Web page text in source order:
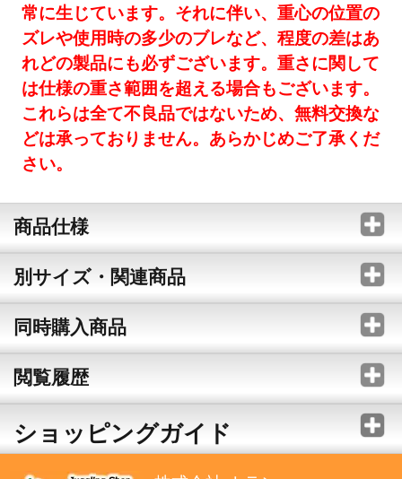
常に生じています。それに伴い、重心の位置の
ズレや使用時の多少のブレなど、程度の差はあ
れどの製品にも必ずございます。重さに関して
は仕様の重さ範囲を超える場合もございます。
これらは全て不良品ではないため、無料交換な
どは承っておりません。あらかじめご了承くだ
さい。
商品仕様
別サイズ・関連商品
同時購入商品
閲覧履歴
ショッピングガイド